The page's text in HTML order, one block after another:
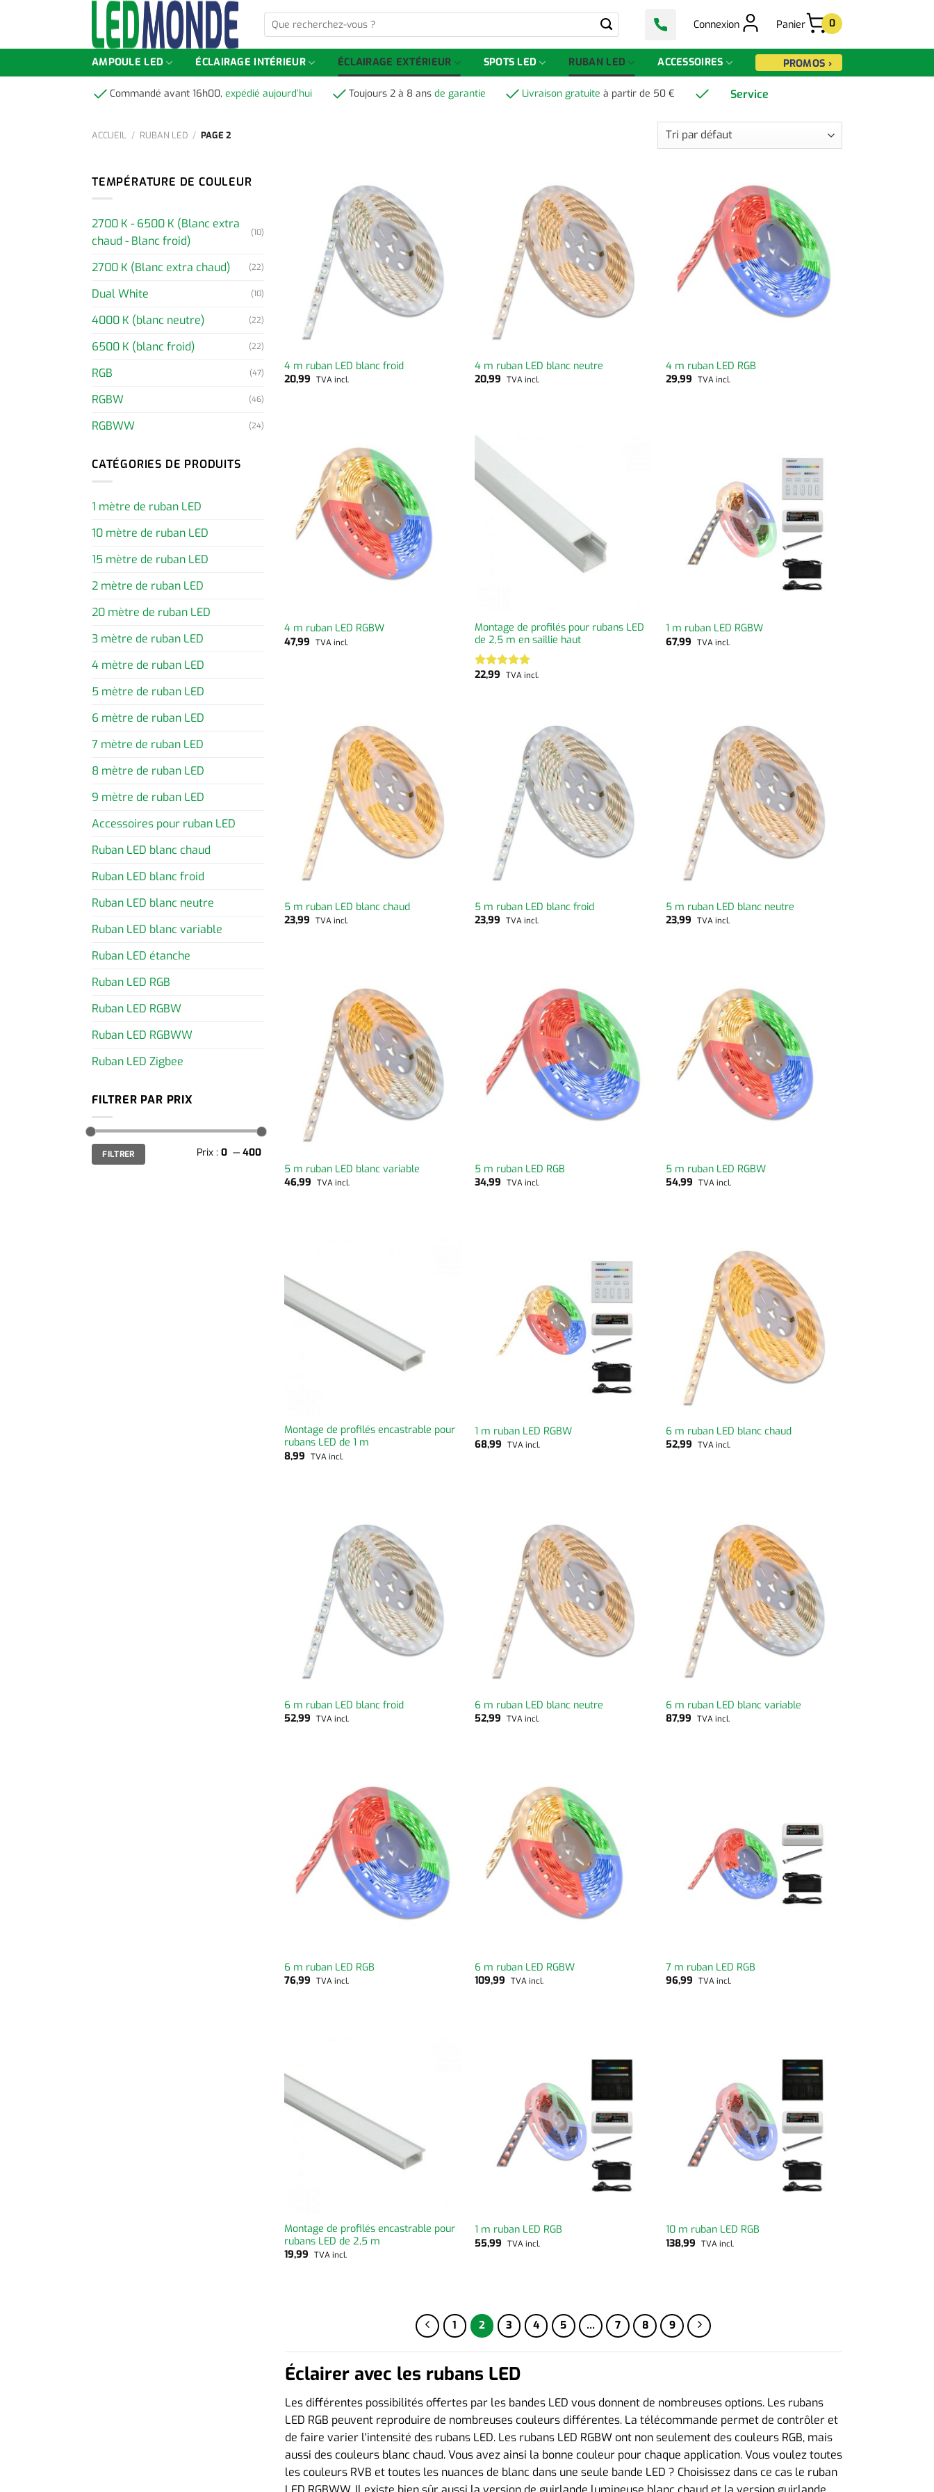
Que
recherchez-
vous
?
Connexion Panier 0
AMPOULE LED ÉCLAIRAGE INTÉRIEUR ÉCLAIRAGE EXTÉRIEUR SPOTS LED RUBAN LED ACCESSOIRES PROMOS ›
Commandé avant 16h00, expédié aujourd’hui Toujours 2 à 8 ans de garantie Livraison gratuite à partir de 50 € Service
ACCUEIL / RUBAN LED / PAGE 2
TEMPÉRATURE DE COULEUR
2700 K - 6500 K (Blanc extra
chaud - Blanc froid)
(10)
2700 K (Blanc extra chaud) (22)
Dual White (10)
4000 K (blanc neutre) (22)
6500 K (blanc froid) (22)
RGB (47)
RGBW (46)
RGBWW (24)
CATÉGORIES DE PRODUITS
1 mètre de ruban LED
10 mètre de ruban LED
15 mètre de ruban LED
2 mètre de ruban LED
20 mètre de ruban LED
3 mètre de ruban LED
4 mètre de ruban LED
5 mètre de ruban LED
6 mètre de ruban LED
7 mètre de ruban LED
8 mètre de ruban LED
9 mètre de ruban LED
Accessoires pour ruban LED
Ruban LED blanc chaud
Ruban LED blanc froid
Ruban LED blanc neutre
Ruban LED blanc variable
Ruban LED étanche
Ruban LED RGB
Ruban LED RGBW
Ruban LED RGBWW
Ruban LED Zigbee
FILTRER PAR PRIX
Prix
min
Prix
maxFILTRER Prix : 0 — 400
4 m ruban LED blanc froid
20,99 TVA incl.
4 m ruban LED blanc neutre
20,99 TVA incl.
4 m ruban LED RGB
29,99 TVA incl.
4 m ruban LED RGBW
47,99 TVA incl.
Montage de profilés pour rubans LED
de 2,5 m en saillie haut
Note 5.00
22,99 TVA incl.
1 m ruban LED RGBW
67,99 TVA incl.
5 m ruban LED blanc chaud
23,99 TVA incl.
5 m ruban LED blanc froid
23,99 TVA incl.
5 m ruban LED blanc neutre
23,99 TVA incl.
5 m ruban LED blanc variable
46,99 TVA incl.
5 m ruban LED RGB
34,99 TVA incl.
5 m ruban LED RGBW
54,99 TVA incl.
Montage de profilés encastrable pour
rubans LED de 1 m
8,99 TVA incl.
1 m ruban LED RGBW
68,99 TVA incl.
6 m ruban LED blanc chaud
52,99 TVA incl.
6 m ruban LED blanc froid
52,99 TVA incl.
6 m ruban LED blanc neutre
52,99 TVA incl.
6 m ruban LED blanc variable
87,99 TVA incl.
6 m ruban LED RGB
76,99 TVA incl.
6 m ruban LED RGBW
109,99 TVA incl.
7 m ruban LED RGB
96,99 TVA incl.
Montage de profilés encastrable pour
rubans LED de 2,5 m
19,99 TVA incl.
1 m ruban LED RGB
55,99 TVA incl.
10 m ruban LED RGB
138,99 TVA incl.
1 2 3 4 5 … 7 8 9
Éclairer avec les rubans LED
Les différentes possibilités offertes par les bandes LED vous donnent de nombreuses options. Les rubans
LED RGB peuvent reproduire de nombreuses couleurs différentes. La télécommande permet de contrôler et
de faire varier l'intensité des rubans LED. Les rubans LED RGBW ont non seulement des couleurs RGB, mais
aussi des couleurs blanc chaud. Vous avez ainsi la bonne couleur pour chaque application. Vous voulez toutes
les couleurs RVB et toutes les nuances de blanc dans une seule bande LED ? Choisissez dans ce cas le ruban